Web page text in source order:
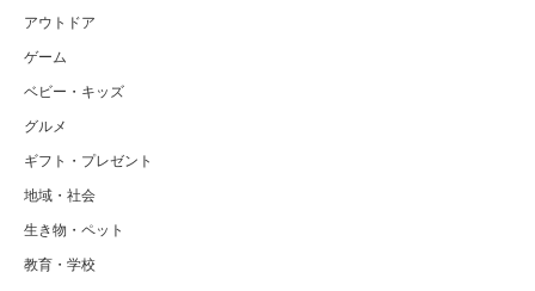
アウトドア
ゲーム
ベビー・キッズ
グルメ
ギフト・プレゼント
地域・社会
生き物・ペット
教育・学校